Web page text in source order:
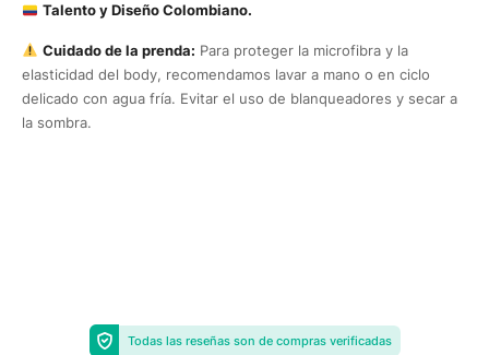
Talento y Diseño Colombiano.
Cuidado de la prenda: Para proteger la microfibra y la
elasticidad del body, recomendamos lavar a mano o en ciclo
delicado con agua fría. Evitar el uso de blanqueadores y secar a
la sombra.
Todas las reseñas son de compras verificadas